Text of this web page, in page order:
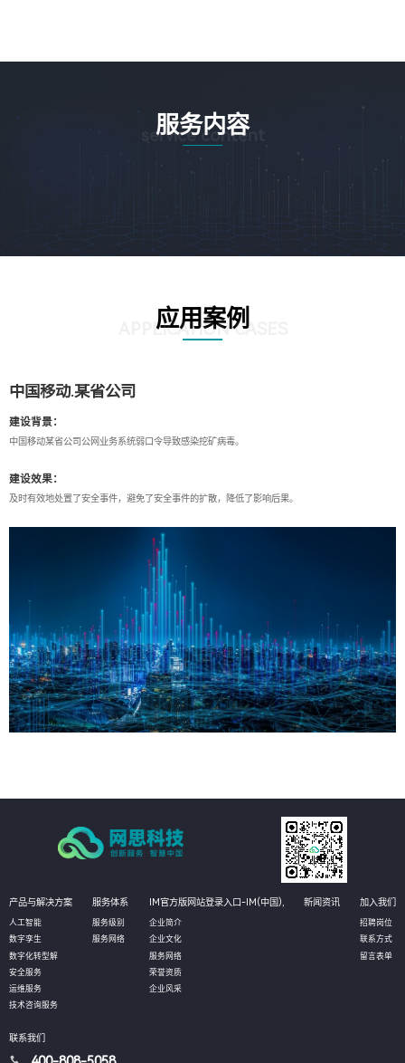
服务内容
service content
应用案例
APPLICATION CASES
中国移动.某省公司
建设背景：
中国移动某省公司公网业务系统弱口令导致感染挖矿病毒。
建设效果：
及时有效地处置了安全事件，避免了安全事件的扩散，降低了影响后果。
产品与解决方案
人工智能
数字孪生
数字化转型解
安全服务
运维服务
技术咨询服务
服务体系
服务级别
服务网络
IM官方版网站登录入口-IM(中国),
企业简介
企业文化
服务网络
荣誉资质
企业风采
新闻资讯 加入我们
招聘岗位
联系方式
留言表单
联系我们